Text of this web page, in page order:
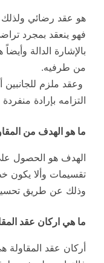
هو عقد رضائي
فهو ينعقد بمجرد
بالإشارة الدالة
من طرفيه.
وعقد ملزم
التزامه بإرادة
ما هو الهدف من
الهدف هو الحصول
تقسيمات وألا يكون
وذلك عن طريق
ما هي اركان عقد
أركان عقد